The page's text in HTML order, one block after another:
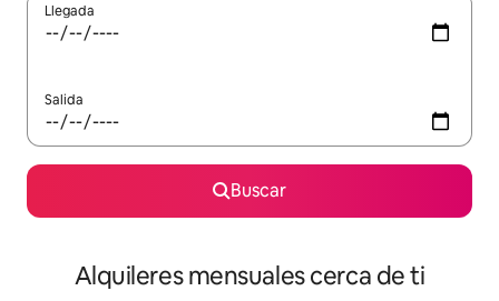
Llegada
Salida
Buscar
Alquileres mensuales cerca de ti